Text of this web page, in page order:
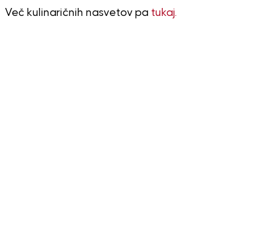
Več kulinaričnih nasvetov patukaj.